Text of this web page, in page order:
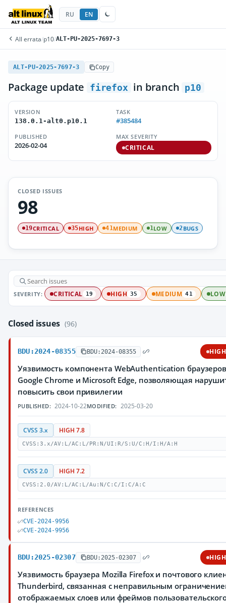
RU EN
All errata/p10/ALT-PU-2025-7697-3
ALT-PU-2025-7697-3 Copy
Package update firefox in branch p10
VERSION
138.0.1-alt0.p10.1
TASK
#385484
PUBLISHED
2026-02-04
MAX SEVERITY
CRITICAL
CLOSED ISSUES
98
19CRITICAL 35HIGH 41MEDIUM 1LOW 2BUGS
SEVERITY: CRITICAL 19 HIGH 35 MEDIUM 41 LOW
Closed issues (96)
BDU:2024-08355 BDU:2024-08355 HIGH
Уязвимость компонента WebAuthentication
Google Chrome и Microsoft Edge, позволяющая
повысить свои привилегии
PUBLISHED: 2024-10-22MODIFIED: 2025-03-20
CVSS 3.x HIGH 7.8
CVSS:3.x/AV:L/AC:L/PR:N/UI:R/S:U/C:H/I:H/A:H
CVSS 2.0 HIGH 7.2
CVSS:2.0/AV:L/AC:L/Au:N/C:C/I:C/A:C
REFERENCES
CVE-2024-9956
CVE-2024-9956
BDU:2025-02307 BDU:2025-02307 HIGH
Уязвимость браузера Mozilla Firefox и почтового
Thunderbird, связанная с неправильным
отображаемых слоев или фреймов